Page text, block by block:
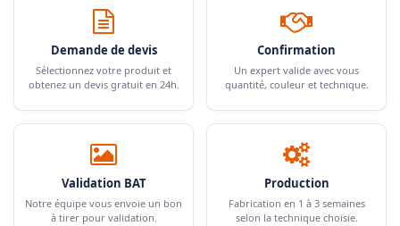
Demande de devis
Sélectionnez votre produit et
obtenez un devis gratuit en 24h.
Confirmation
Un expert valide avec vous
quantité, couleur et technique.
Validation BAT
Notre équipe vous envoie un bon
à tirer pour validation.
Production
Fabrication en 1 à 3 semaines
selon la technique choisie.